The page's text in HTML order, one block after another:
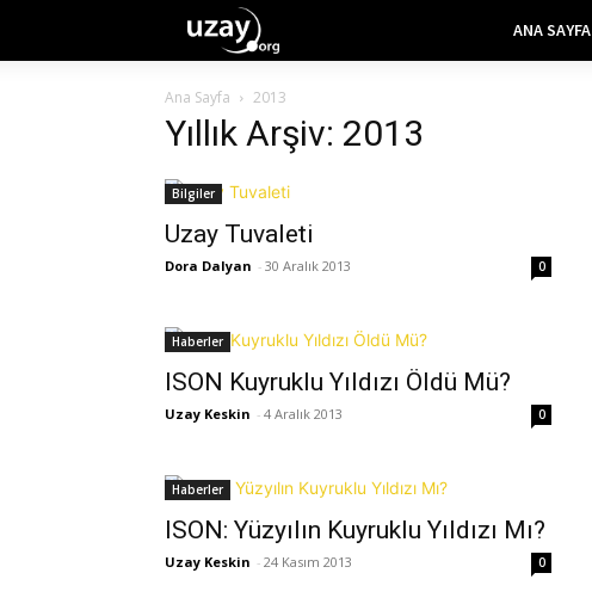
ANA SAYFA
Ana Sayfa 2013
Yıllık Arşiv: 2013
Bilgiler
Uzay Tuvaleti
Dora Dalyan - 30 Aralık 2013 0
Haberler
ISON Kuyruklu Yıldızı Öldü Mü?
Uzay Keskin - 4 Aralık 2013 0
Haberler
ISON: Yüzyılın Kuyruklu Yıldızı Mı?
Uzay Keskin - 24 Kasım 2013 0